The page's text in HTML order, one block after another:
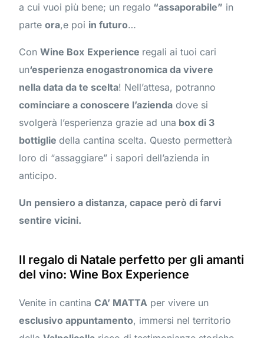
a cui vuoi più bene; un regalo “assaporabile” in
parteora,e poi in futuro…
ConWine Box Experience regali ai tuoi cari
un‘esperienza enogastronomica da vivere
nella data da te scelta! Nell’attesa, potranno
cominciare a conoscere l’azienda dove si
svolgerà l’esperienza grazie ad una box di 3
bottiglie della cantina scelta. Questo permetterà
loro di “assaggiare” i sapori dell’azienda in
anticipo.
Un pensiero a distanza, capace però di farvi
sentire vicini.
Il regalo di Natale perfetto per gli amanti
del vino: Wine Box Experience
Venite in cantinaCA’ MATTA per vivere un
esclusivo appuntamento, immersi nel territorio